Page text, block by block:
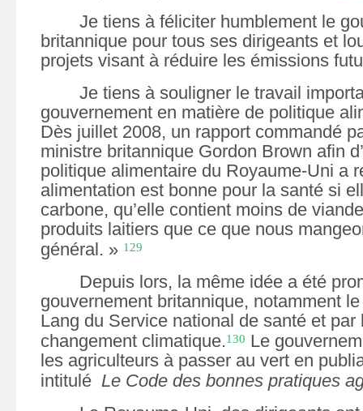
Je tiens à féliciter humblement le
britannique pour tous ses dirigeants et
projets visant à réduire les émissions
Je tiens à souligner le travail
gouvernement en matière de politique
Dès juillet 2008, un rapport commandé
ministre britannique Gordon Brown afin
politique alimentaire du Royaume-Uni a
alimentation est bonne pour la santé si
carbone, qu’elle contient moins de
produits laitiers que ce que nous
général. » 129
Depuis lors, la même idée a été
gouvernement britannique, notamment
Lang du Service national de santé et par
changement climatique.130 Le
les agriculteurs à passer au vert en
intitulé Le Code des bonnes pratiques